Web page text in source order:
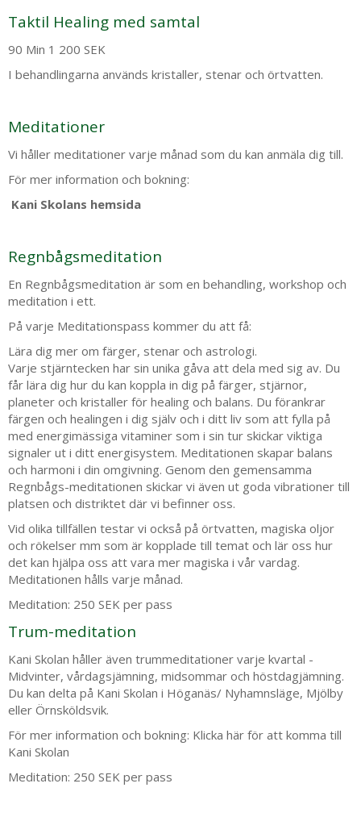
Taktil Healing med samtal
90 Min 1 200 SEK
I behandlingarna används kristaller, stenar och örtvatten.
Meditationer
Vi håller meditationer varje månad som du kan anmäla dig till.
För mer information och bokning:
Kani Skolans hemsida
Regnbågsmeditation
En Regnbågsmeditation är som en behandling, workshop och
meditation i ett.
På varje Meditationspass kommer du att få:
Lära dig mer om färger, stenar och astrologi.
Varje stjärntecken har sin unika gåva att dela med sig av. Du
får lära dig hur du kan koppla in dig på färger, stjärnor,
planeter och kristaller för healing och balans. Du förankrar
färgen och healingen i dig själv och i ditt liv som att fylla på
med energimässiga vitaminer som i sin tur skickar viktiga
signaler ut i ditt energisystem. Meditationen skapar balans
och harmoni i din omgivning. Genom den gemensamma
Regnbågs-meditationen skickar vi även ut goda vibrationer till
platsen och distriktet där vi befinner oss.
Vid olika tillfällen testar vi också på örtvatten, magiska oljor
och rökelser mm som är kopplade till temat och lär oss hur
det kan hjälpa oss att vara mer magiska i vår vardag.
Meditationen hålls varje månad.
Meditation: 250 SEK per pass
Trum-meditation
Kani Skolan håller även trummeditationer varje kvartal -
Midvinter, vårdagsjämning, midsommar och höstdagjämning.
Du kan delta på Kani Skolan i Höganäs/ Nyhamnsläge, Mjölby
eller Örnsköldsvik.
För mer information och bokning: Klicka här för att komma till
Kani Skolan
Meditation: 250 SEK per pass